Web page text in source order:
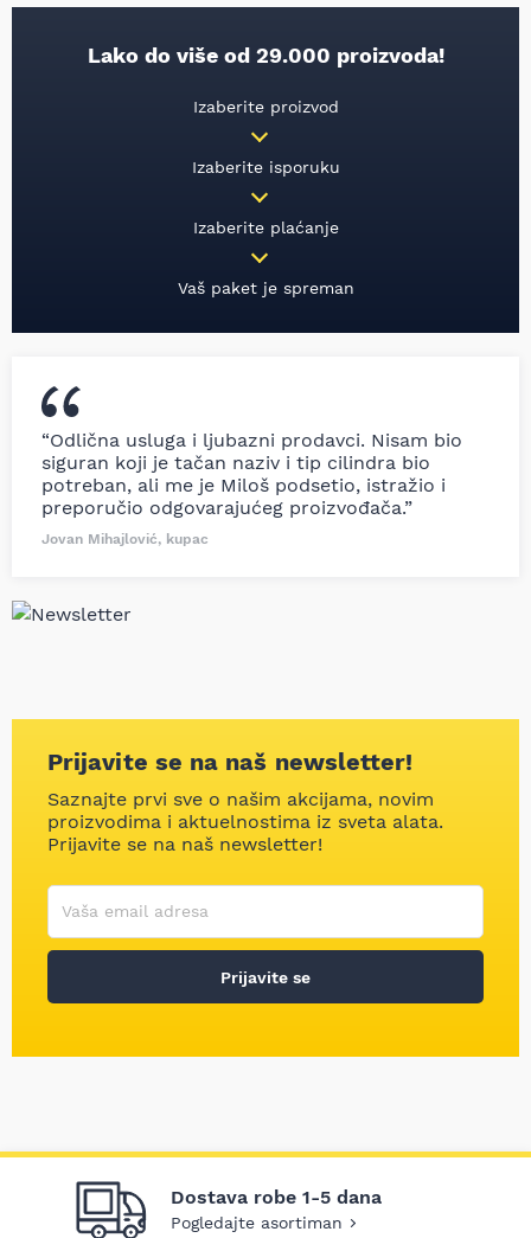
Lako do više od 29.000 proizvoda!
Izaberite proizvod
Izaberite isporuku
Izaberite plaćanje
Vaš paket je spreman
“Odlična usluga i ljubazni prodavci. Nisam bio
siguran koji je tačan naziv i tip cilindra bio
potreban, ali me je Miloš podsetio, istražio i
preporučio odgovarajućeg proizvođača.”
Jovan Mihajlović, kupac
Prijavite se na naš newsletter!
Saznajte prvi sve o našim akcijama, novim
proizvodima i aktuelnostima iz sveta alata.
Prijavite se na naš newsletter!
Korisničko ime
Vaša email adresa
Prijavite se
Dostava robe 1-5 dana
Pogledajte asortiman